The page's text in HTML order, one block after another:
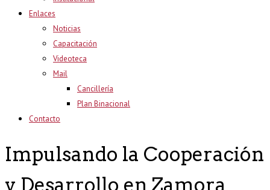
Enlaces
Noticias
Capacitación
Videoteca
Mail
Cancillería
Plan Binacional
Contacto
Impulsando la Cooperación
y Desarrollo en Zamora